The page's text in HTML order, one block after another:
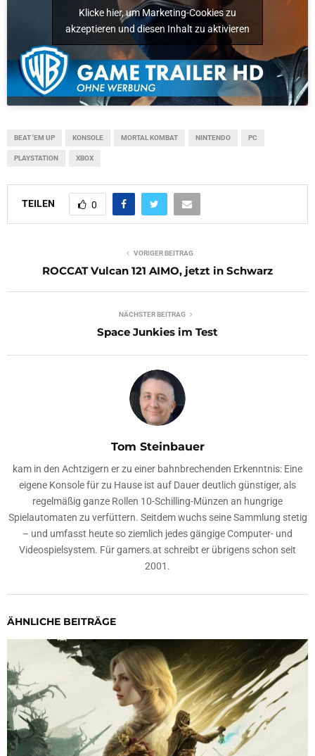
Klicke hier, um Marketing-Cookies zu
akzeptieren und diesen Inhalt zu aktivieren
BEAT 'EM UP KONSOLE MORTAL KOMBAT NINTENDO PC
PLAYSTATION XBOX
TEILEN 0
VORIGER BEITRAG
ROCCAT Vulcan 121 AIMO, jetzt in Schwarz
NÄCHSTER BEITRAG
Space Junkies im Test
Tom Steinbauer
kam in den Achtzigern er zu einer bahnbrechenden Erkenntnis: Eine
eigene Konsole für zu Hause ist auf Dauer deutlich günstiger, als
regelmäßig ganze Rollen 10-Schilling-Münzen an hungrige
Spielautomaten zu verfüttern. Seitdem wuchs seine Sammlung stetig
– und umfasst heute so ziemlich jedes gängige Computer- und
Videospielsystem. Für gamers.at schreibt er übrigens schon seit
2001.
ÄHNLICHE BEITRÄGE